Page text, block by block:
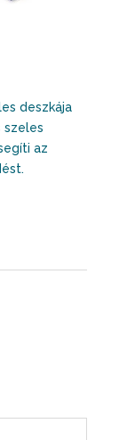
deszkája
szeles
az